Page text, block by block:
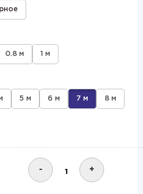
0.8 м 1 м
5 м 6 м 7 м 8 м
- +